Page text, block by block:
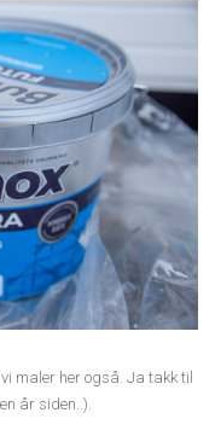
maler her også. Ja takk til
år siden..).